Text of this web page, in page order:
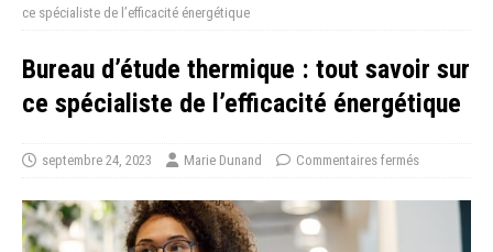
ce spécialiste de l’efficacité énergétique
Bureau d’étude thermique : tout savoir sur
ce spécialiste de l’efficacité énergétique
septembre 24, 2023 Marie Dunand Commentaires fermés